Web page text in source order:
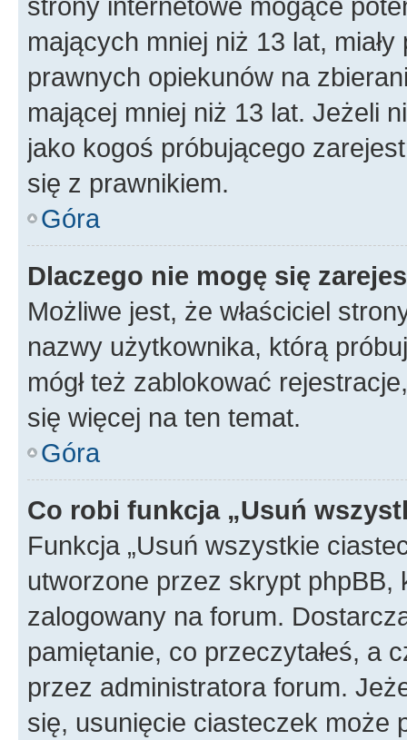
mających mniej niż 13 lat,
prawnych opiekunów na
mającej mniej niż 13 lat. Jeżeli
jako kogoś próbującego
się z prawnikiem.
Góra
Dlaczego nie mogę się
Możliwe jest, że właściciel
nazwy użytkownika, którą
mógł też zablokować
się więcej na ten temat.
Góra
Co robi funkcja „Usuń
Funkcja „Usuń wszystkie
utworzone przez skrypt
zalogowany na forum.
pamiętanie, co przeczytałeś, a
przez administratora forum.
się, usunięcie ciasteczek może